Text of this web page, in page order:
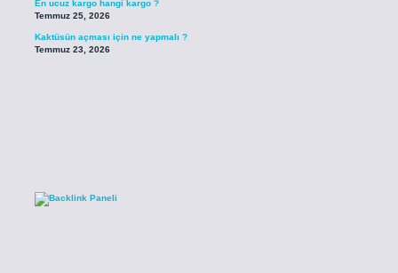
En ucuz kargo hangi kargo ?
Temmuz 25, 2026
Kaktüsün açması için ne yapmalı ?
Temmuz 23, 2026